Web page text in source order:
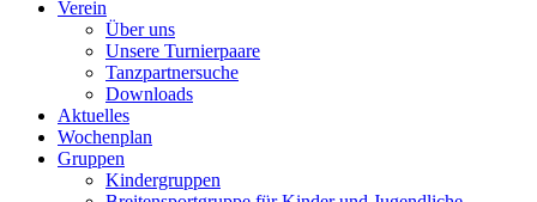
Verein
Über uns
Unsere Turnierpaare
Tanzpartnersuche
Downloads
Aktuelles
Wochenplan
Gruppen
Kindergruppen